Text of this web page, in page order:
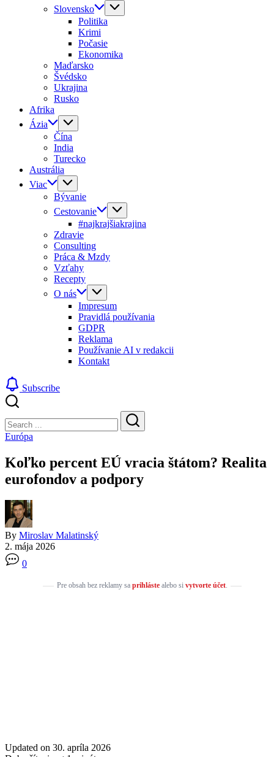
Slovensko
Politika
Krimi
Počasie
Ekonomika
Maďarsko
Švédsko
Ukrajina
Rusko
Afrika
Ázia
Čína
India
Turecko
Austrália
Viac
Bývanie
Cestovanie
#najkrajšiakrajina
Zdravie
Consulting
Práca & Mzdy
Vzťahy
Recepty
O nás
Impresum
Pravidlá používania
GDPR
Reklama
Používanie AI v redakcii
Kontakt
Subscribe
Search
Search
Európa
Koľko percent EÚ vracia štátom? Realita
eurofondov a podpory
By Miroslav Malatinský
2. mája 2026
0
Pre obsah bez reklamy sa prihlástealebo si vytvorte účet.
Updated on 30. apríla 2026